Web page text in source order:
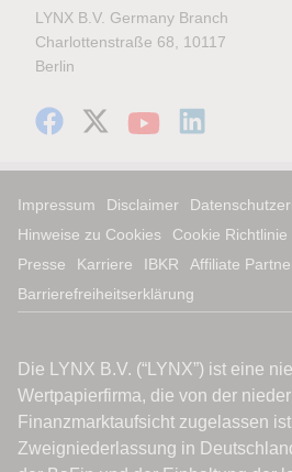
LYNX B.V. Germany Branch
Charlottenstraße 68, 10117
Berlin
Impressum Disclaimer
Hinweise zu Cookies
Cookie Richtlinie
Presse
Karriere IBKR
Affiliate
Barrierefreiheitserklärung